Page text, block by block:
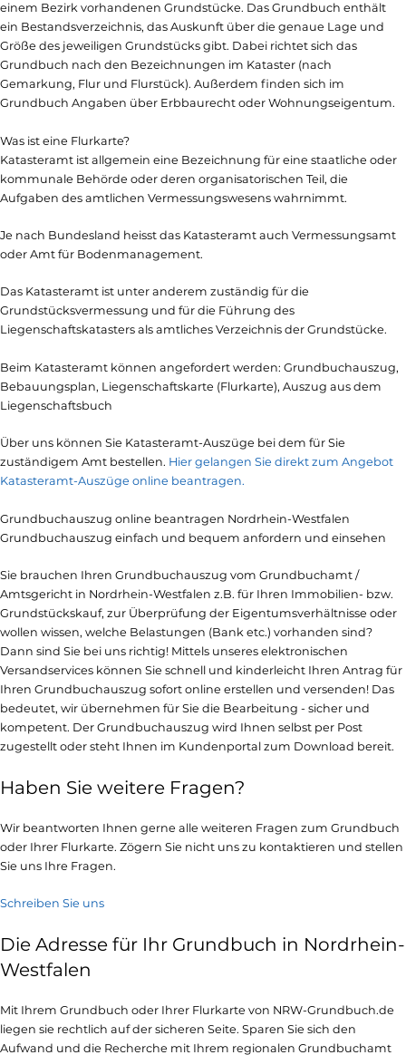
einem Bezirk vorhandenen Grundstücke. Das Grundbuch enthält
ein Bestandsverzeichnis, das Auskunft über die genaue Lage und
Größe des jeweiligen Grundstücks gibt. Dabei richtet sich das
Grundbuch nach den Bezeichnungen im Kataster (nach
Gemarkung, Flur und Flurstück). Außerdem finden sich im
Grundbuch Angaben über Erbbaurecht oder Wohnungseigentum.
Was ist eine Flurkarte?
Katasteramt ist allgemein eine Bezeichnung für eine staatliche oder
kommunale Behörde oder deren organisatorischen Teil, die
Aufgaben des amtlichen Vermessungswesens wahrnimmt.
Je nach Bundesland heisst das Katasteramt auch Vermessungsamt
oder Amt für Bodenmanagement.
Das Katasteramt ist unter anderem zuständig für die
Grundstücksvermessung und für die Führung des
Liegenschaftskatasters als amtliches Verzeichnis der Grundstücke.
Beim Katasteramt können angefordert werden: Grundbuchauszug,
Bebauungsplan, Liegenschaftskarte (Flurkarte), Auszug aus dem
Liegenschaftsbuch
Über uns können Sie Katasteramt-Auszüge bei dem für Sie
zuständigem Amt bestellen. Hier gelangen Sie direkt zum Angebot
Katasteramt-Auszüge online beantragen.
Grundbuchauszug online beantragen Nordrhein-Westfalen
Grundbuchauszug einfach und bequem anfordern und einsehen
Sie brauchen Ihren Grundbuchauszug vom Grundbuchamt /
Amtsgericht in Nordrhein-Westfalen z.B. für Ihren Immobilien- bzw.
Grundstückskauf, zur Überprüfung der Eigentumsverhältnisse oder
wollen wissen, welche Belastungen (Bank etc.) vorhanden sind?
Dann sind Sie bei uns richtig! Mittels unseres elektronischen
Versandservices können Sie schnell und kinderleicht Ihren Antrag für
Ihren Grundbuchauszug sofort online erstellen und versenden! Das
bedeutet, wir übernehmen für Sie die Bearbeitung - sicher und
kompetent. Der Grundbuchauszug wird Ihnen selbst per Post
zugestellt oder steht Ihnen im Kundenportal zum Download bereit.
Haben Sie weitere Fragen?
Wir beantworten Ihnen gerne alle weiteren Fragen zum Grundbuch
oder Ihrer Flurkarte. Zögern Sie nicht uns zu kontaktieren und stellen
Sie uns Ihre Fragen.
Schreiben Sie uns
Die Adresse für Ihr Grundbuch in Nordrhein-
Westfalen
Mit Ihrem Grundbuch oder Ihrer Flurkarte von NRW-Grundbuch.de
liegen sie rechtlich auf der sicheren Seite. Sparen Sie sich den
Aufwand und die Recherche mit Ihrem regionalen Grundbuchamt